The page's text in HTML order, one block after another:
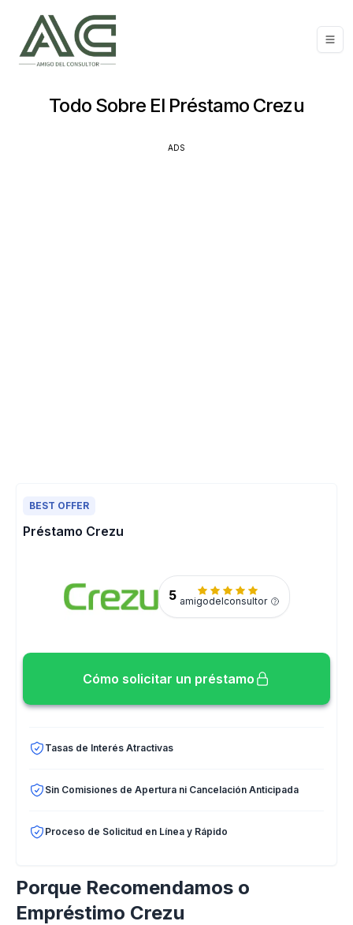
Todo Sobre El Préstamo Crezu
ADS
BEST OFFER
Préstamo Crezu
5 amigodelconsultor
Cómo solicitar un préstamo
Tasas de Interés Atractivas
Sin Comisiones de Apertura ni Cancelación Anticipada
Proceso de Solicitud en Línea y Rápido
Porque Recomendamos o
Empréstimo Crezu